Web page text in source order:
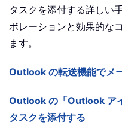
タスクを添付する詳しい
ボレーションと効果的な
ます。
Outlook の転送機能でメ
Outlook の「Outlook ア
タスクを添付する